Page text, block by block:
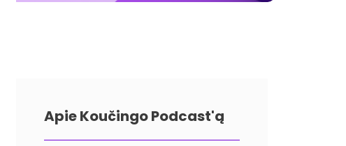
Apie Koučingo Podcast'ą